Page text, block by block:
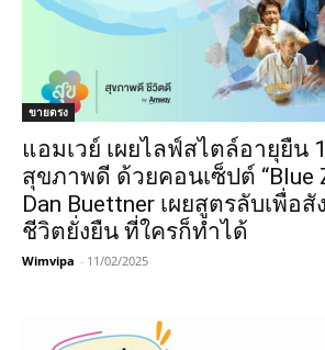
ขายตรง
แอมเวย์ เผยไลฟ์สไตล์อายุยืน
สุขภาพดี ด้วยคอนเซ็ปต์ “Blue
Dan Buettner เผยสูตรลับเพื่อ
ชีวิตยั่งยืน ที่ใครก็ทำได้
Wimvipa - 11/02/2025